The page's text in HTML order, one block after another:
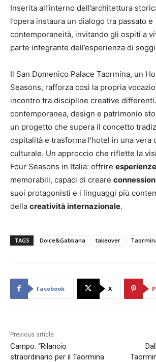
Inserita all’interno dell’architettura
l’opera instaura un dialogo tra passato e
contemporaneità, invitando gli ospiti a
parte integrante dell’esperienza di
Il San Domenico Palace Taormina, un
Seasons, rafforza così la propria
incontro tra discipline creative
contemporanea, design e patrimonio
un progetto che supera il concetto
ospitalità e trasforma l’hotel in una vera
culturale. Un approccio che riflette la
Four Seasons in Italia: offrire
memorabili, capaci di creare
suoi protagonisti e i linguaggi più
della creatività internazionale.
TAGS Dolce&Gabbana takeover
Facebook X
Previous article
Campo: “Rilancio
straordinario per il Taormina